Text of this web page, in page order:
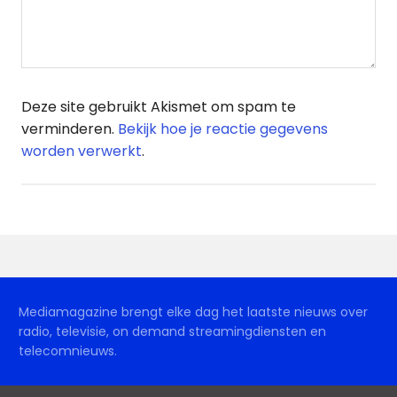
Deze site gebruikt Akismet om spam te
verminderen. Bekijk hoe je reactie gegevens
worden verwerkt.
Mediamagazine brengt elke dag het laatste nieuws over
radio, televisie, on demand streamingdiensten en
telecomnieuws.